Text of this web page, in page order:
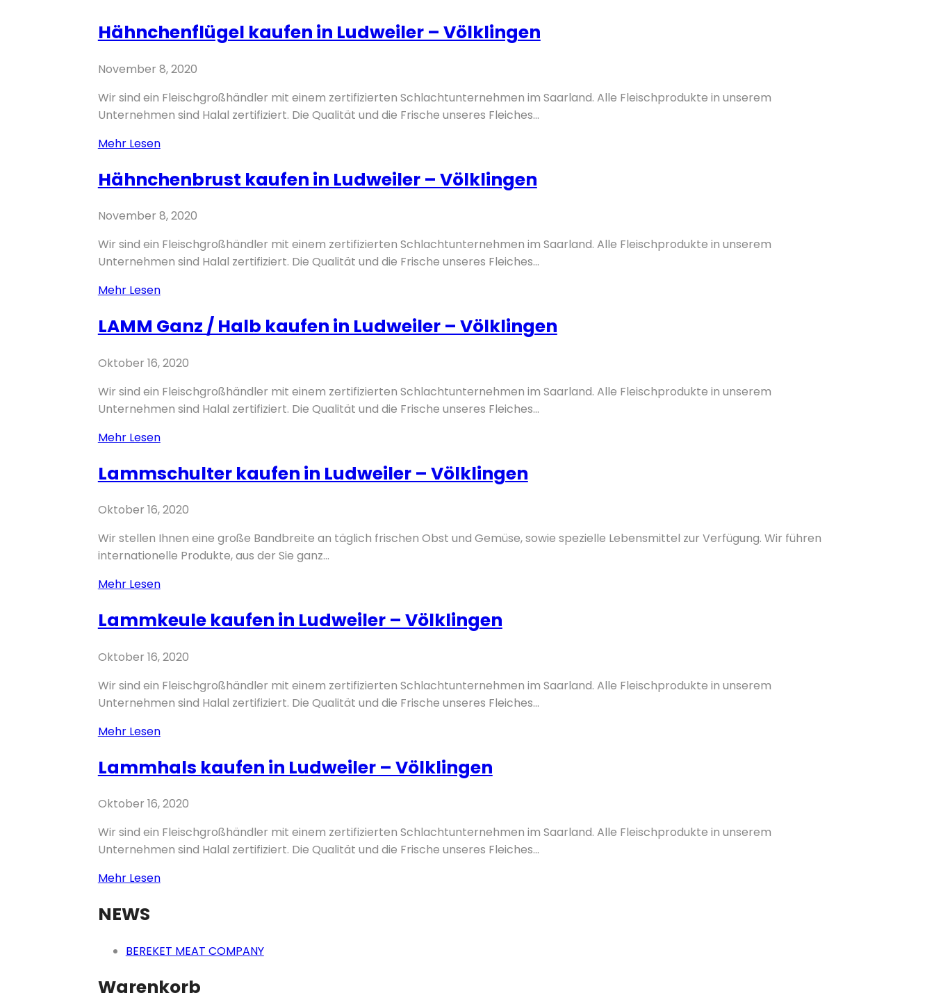
Skip
to
content
Hähnchenflügel kaufen in Ludweiler – Völklingen
November 8, 2020
Wir sind ein Fleischgroßhändler mit einem zertifizierten Schlachtunternehmen im Saarland. Alle Fleischprodukte in unserem
Unternehmen sind Halal zertifiziert. Die Qualität und die Frische unseres Fleiches...
Mehr LesenHähnchenflügel
in
–
Hähnchenbrust kaufen in Ludweiler – Völklingen
November 8, 2020
Wir sind ein Fleischgroßhändler mit einem zertifizierten Schlachtunternehmen im Saarland. Alle Fleischprodukte in unserem
Unternehmen sind Halal zertifiziert. Die Qualität und die Frische unseres Fleiches...
Mehr LesenHähnchenbrust
in
–
LAMM Ganz / Halb kaufen in Ludweiler – Völklingen
Oktober 16, 2020
Wir sind ein Fleischgroßhändler mit einem zertifizierten Schlachtunternehmen im Saarland. Alle Fleischprodukte in unserem
Unternehmen sind Halal zertifiziert. Die Qualität und die Frische unseres Fleiches...
Mehr LesenLAMM
/
kaufen
Ludweiler
–
Lammschulter kaufen in Ludweiler – Völklingen
Oktober 16, 2020
Wir stellen Ihnen eine große Bandbreite an täglich frischen Obst und Gemüse, sowie spezielle Lebensmittel zur Verfügung. Wir führen
internationelle Produkte, aus der Sie ganz...
Mehr LesenLammschulter
in
–
Lammkeule kaufen in Ludweiler – Völklingen
Oktober 16, 2020
Wir sind ein Fleischgroßhändler mit einem zertifizierten Schlachtunternehmen im Saarland. Alle Fleischprodukte in unserem
Unternehmen sind Halal zertifiziert. Die Qualität und die Frische unseres Fleiches...
Mehr LesenLammkeule
in
–
Lammhals kaufen in Ludweiler – Völklingen
Oktober 16, 2020
Wir sind ein Fleischgroßhändler mit einem zertifizierten Schlachtunternehmen im Saarland. Alle Fleischprodukte in unserem
Unternehmen sind Halal zertifiziert. Die Qualität und die Frische unseres Fleiches...
Mehr LesenLammhals
–
NEWS
BEREKET MEAT COMPANY
Warenkorb